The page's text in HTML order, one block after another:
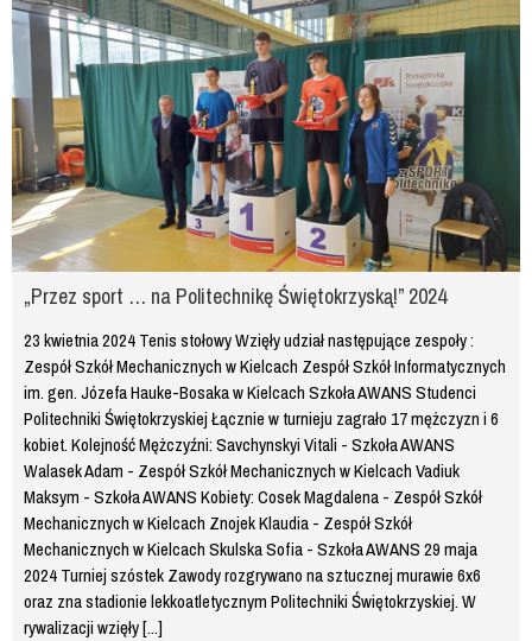
„Przez sport … na Politechnikę Świętokrzyską!” 2024
23 kwietnia 2024 Tenis stołowy Wzięły udział następujące zespoły :
Zespół Szkół Mechanicznych w Kielcach Zespół Szkół Informatycznych
im. gen. Józefa Hauke-Bosaka w Kielcach Szkoła AWANS Studenci
Politechniki Świętokrzyskiej Łącznie w turnieju zagrało 17 mężczyzn i 6
kobiet. Kolejność Mężczyźni: Savchynskyi Vitali - Szkoła AWANS
Walasek Adam - Zespół Szkół Mechanicznych w Kielcach Vadiuk
Maksym - Szkoła AWANS Kobiety: Cosek Magdalena - Zespół Szkół
Mechanicznych w Kielcach Znojek Klaudia - Zespół Szkół
Mechanicznych w Kielcach Skulska Sofia - Szkoła AWANS 29 maja
2024 Turniej szóstek Zawody rozgrywano na sztucznej murawie 6x6
oraz zna stadionie lekkoatletycznym Politechniki Świętokrzyskiej. W
rywalizacji wzięły [...]